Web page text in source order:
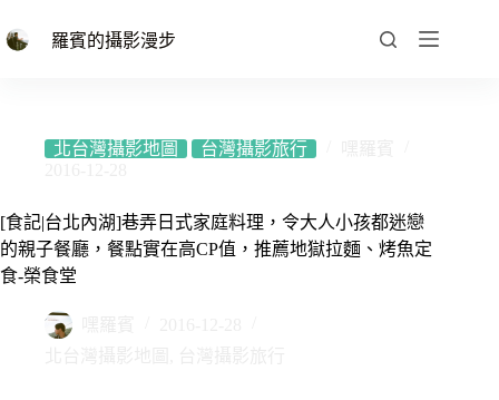
至
羅賓的攝影漫步
北台灣攝影地圖 台灣攝影旅行
[食記|台北內湖]巷弄日式家庭料理，令大人小孩都迷戀
的親子餐廳，餐點實在高CP值，推薦地獄拉麵、烤魚定
食-榮食堂